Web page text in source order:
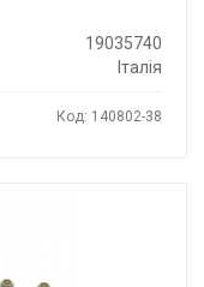
19035740
Італія
Код: 140802-38